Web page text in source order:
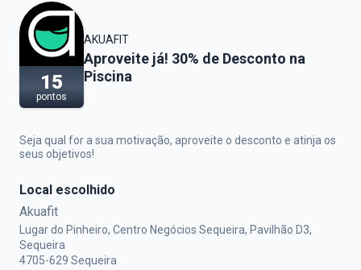
15
pontos
AKUAFIT
Akuafit,
Aproveite já! 30% de Desconto na
Piscina
Seja qual for a sua motivação, aproveite o desconto e atinja os
seus objetivos!
Local escolhido
Akuafit
Lugar do Pinheiro, Centro Negócios Sequeira, Pavilhão D3,
Sequeira
4705-629 Sequeira